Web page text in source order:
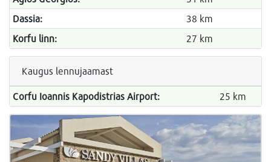
Dassia:
38 km
Korfu linn:
27 km
Kaugus lennujaamast
Corfu Ioannis Kapodistrias Airport: 25 km